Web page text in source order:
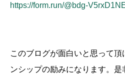
https://form.run/@bdg-
このブログが面白いと思って
ンシップの励みになります。